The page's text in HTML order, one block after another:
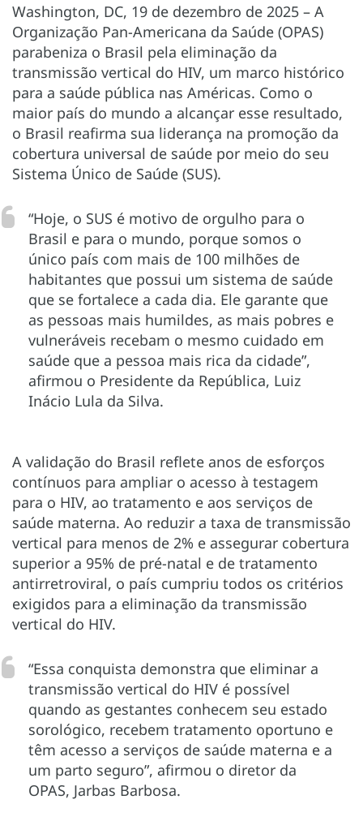
Washington, DC, 19 de dezembro de 2025 – A
Organização Pan-Americana da Saúde (OPAS)
parabeniza o Brasil pela eliminação da
transmissão vertical do HIV, um marco histórico
para a saúde pública nas Américas. Como o
maior país do mundo a alcançar esse resultado,
o Brasil reafirma sua liderança na promoção da
cobertura universal de saúde por meio do seu
Sistema Único de Saúde (SUS).
“Hoje, o SUS é motivo de orgulho para o
Brasil e para o mundo, porque somos o
único país com mais de 100 milhões de
habitantes que possui um sistema de saúde
que se fortalece a cada dia. Ele garante que
as pessoas mais humildes, as mais pobres e
vulneráveis recebam o mesmo cuidado em
saúde que a pessoa mais rica da cidade”,
afirmou o Presidente da República, Luiz
Inácio Lula da Silva.
A validação do Brasil reflete anos de esforços
contínuos para ampliar o acesso à testagem
para o HIV, ao tratamento e aos serviços de
saúde materna. Ao reduzir a taxa de transmissão
vertical para menos de 2% e assegurar cobertura
superior a 95% de pré-natal e de tratamento
antirretroviral, o país cumpriu todos os critérios
exigidos para a eliminação da transmissão
vertical do HIV.
“Essa conquista demonstra que eliminar a
transmissão vertical do HIV é possível
quando as gestantes conhecem seu estado
sorológico, recebem tratamento oportuno e
têm acesso a serviços de saúde materna e a
um parto seguro”, afirmou o diretor da
OPAS, Jarbas Barbosa.